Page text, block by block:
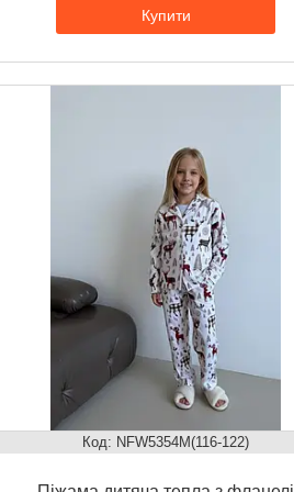
Купити
NFW5354M(116-122)